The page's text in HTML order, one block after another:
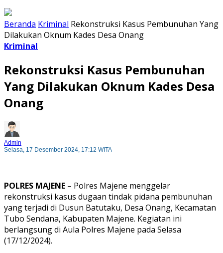
Beranda Kriminal Rekonstruksi Kasus Pembunuhan Yang
Dilakukan Oknum Kades Desa Onang
Kriminal
Rekonstruksi Kasus Pembunuhan
Yang Dilakukan Oknum Kades Desa
Onang
Admin
Selasa, 17 Desember 2024, 17:12 WITA
POLRES MAJENE – Polres Majene menggelar
rekonstruksi kasus dugaan tindak pidana pembunuhan
yang terjadi di Dusun Batutaku, Desa Onang, Kecamatan
Tubo Sendana, Kabupaten Majene. Kegiatan ini
berlangsung di Aula Polres Majene pada Selasa
(17/12/2024).